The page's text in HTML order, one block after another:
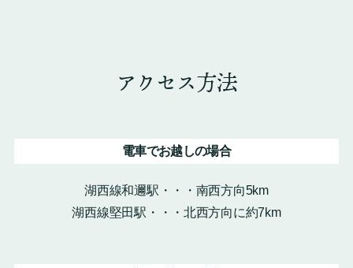
アクセス方法
電車でお越しの場合
湖西線和邇駅・・・南西方向5km
湖西線堅田駅・・・北西方向に約7km